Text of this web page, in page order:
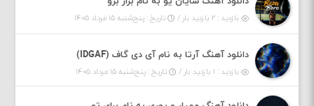
بازدید : ۲ بازدید بار / تاریخ : پنج‌شنبه ۱۵ مرداد ۱۴۰۵
دانلود آهنگ آرتا به نام آی دی گاف (IDGAF)
بازدید : ۱ بازدید بار / تاریخ : پنج‌شنبه ۱۵ مرداد ۱۴۰۵